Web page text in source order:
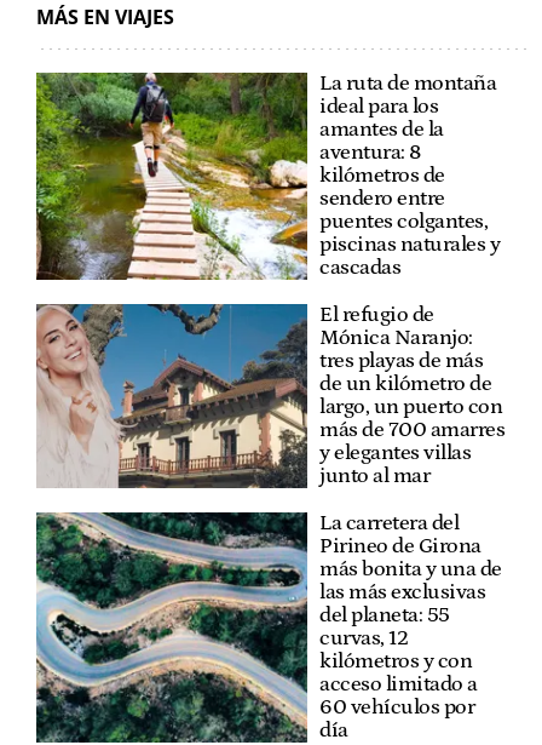
MÁS EN VIAJES
La ruta de montaña
ideal para los
amantes de la
aventura: 8
kilómetros de
sendero entre
puentes colgantes,
piscinas naturales y
cascadas
El refugio de
Mónica Naranjo:
tres playas de más
de un kilómetro de
largo, un puerto con
más de 700 amarres
y elegantes villas
junto al mar
La carretera del
Pirineo de Girona
más bonita y una de
las más exclusivas
del planeta: 55
curvas, 12
kilómetros y con
acceso limitado a
60 vehículos por
día